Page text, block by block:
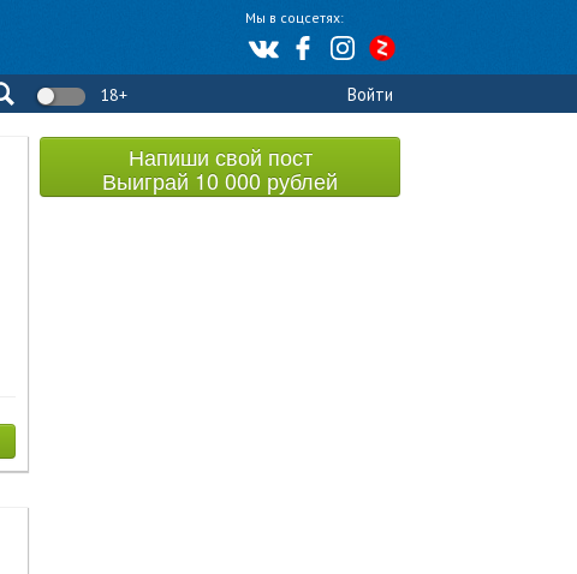
Мы в соцсетях:
18+ Войти
Напиши свой пост
Выиграй 10 000 рублей